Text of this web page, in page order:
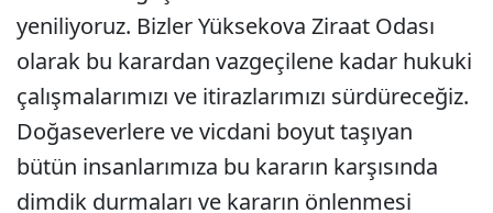
yeniliyoruz. Bizler Yüksekova Ziraat Odası
olarak bu karardan vazgeçilene kadar hukuki
çalışmalarımızı ve itirazlarımızı sürdüreceğiz.
Doğaseverlere ve vicdani boyut taşıyan
bütün insanlarımıza bu kararın karşısında
dimdik durmaları ve kararın önlenmesi